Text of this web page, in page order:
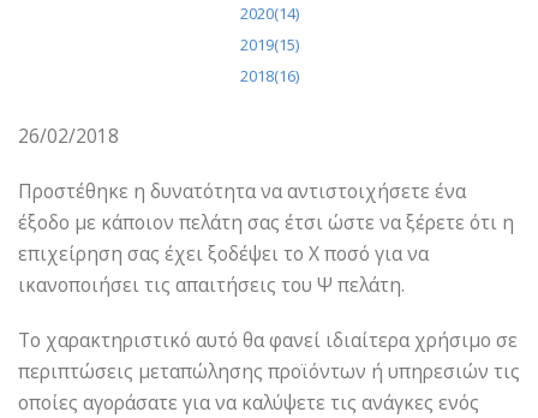
2020(14)
2019(15)
2018(16)
26/02/2018
Προστέθηκε η δυνατότητα να αντιστοιχήσετε ένα
έξοδο με κάποιον πελάτη σας έτσι ώστε να ξέρετε ότι η
επιχείρηση σας έχει ξοδέψει το Χ ποσό για να
ικανοποιήσει τις απαιτήσεις του Ψ πελάτη.
Το χαρακτηριστικό αυτό θα φανεί ιδιαίτερα χρήσιμο σε
περιπτώσεις μεταπώλησης προϊόντων ή υπηρεσιών τις
οποίες αγοράσατε για να καλύψετε τις ανάγκες ενός